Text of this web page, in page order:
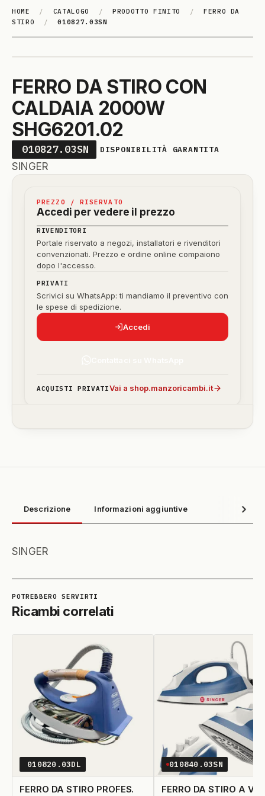
HOME / CATALOGO / PRODOTTO FINITO /
FERRO DA
STIRO
/ 010827.03SN
FERRO DA STIRO CON
CALDAIA 2000W
SHG6201.02
010827.03SN DISPONIBILITÀ GARANTITA
SINGER
PREZZO / RISERVATO
Accedi per vedere il prezzo
RIVENDITORI
Portale riservato a negozi, installatori e rivenditori
convenzionati. Prezzo e ordine online compaiono
dopo l'accesso.
PRIVATI
Scrivici su WhatsApp: ti mandiamo il preventivo con
le spese di spedizione.
Accedi
ACQUISTI PRIVATIVai a shop.manzoricambi.it
Descrizione Informazioni aggiuntive
SINGER
Ricambi correlati
010820.03DL
FERRO DA STIRO PROFES.
010840.03SN
FERRO DA STIRO A